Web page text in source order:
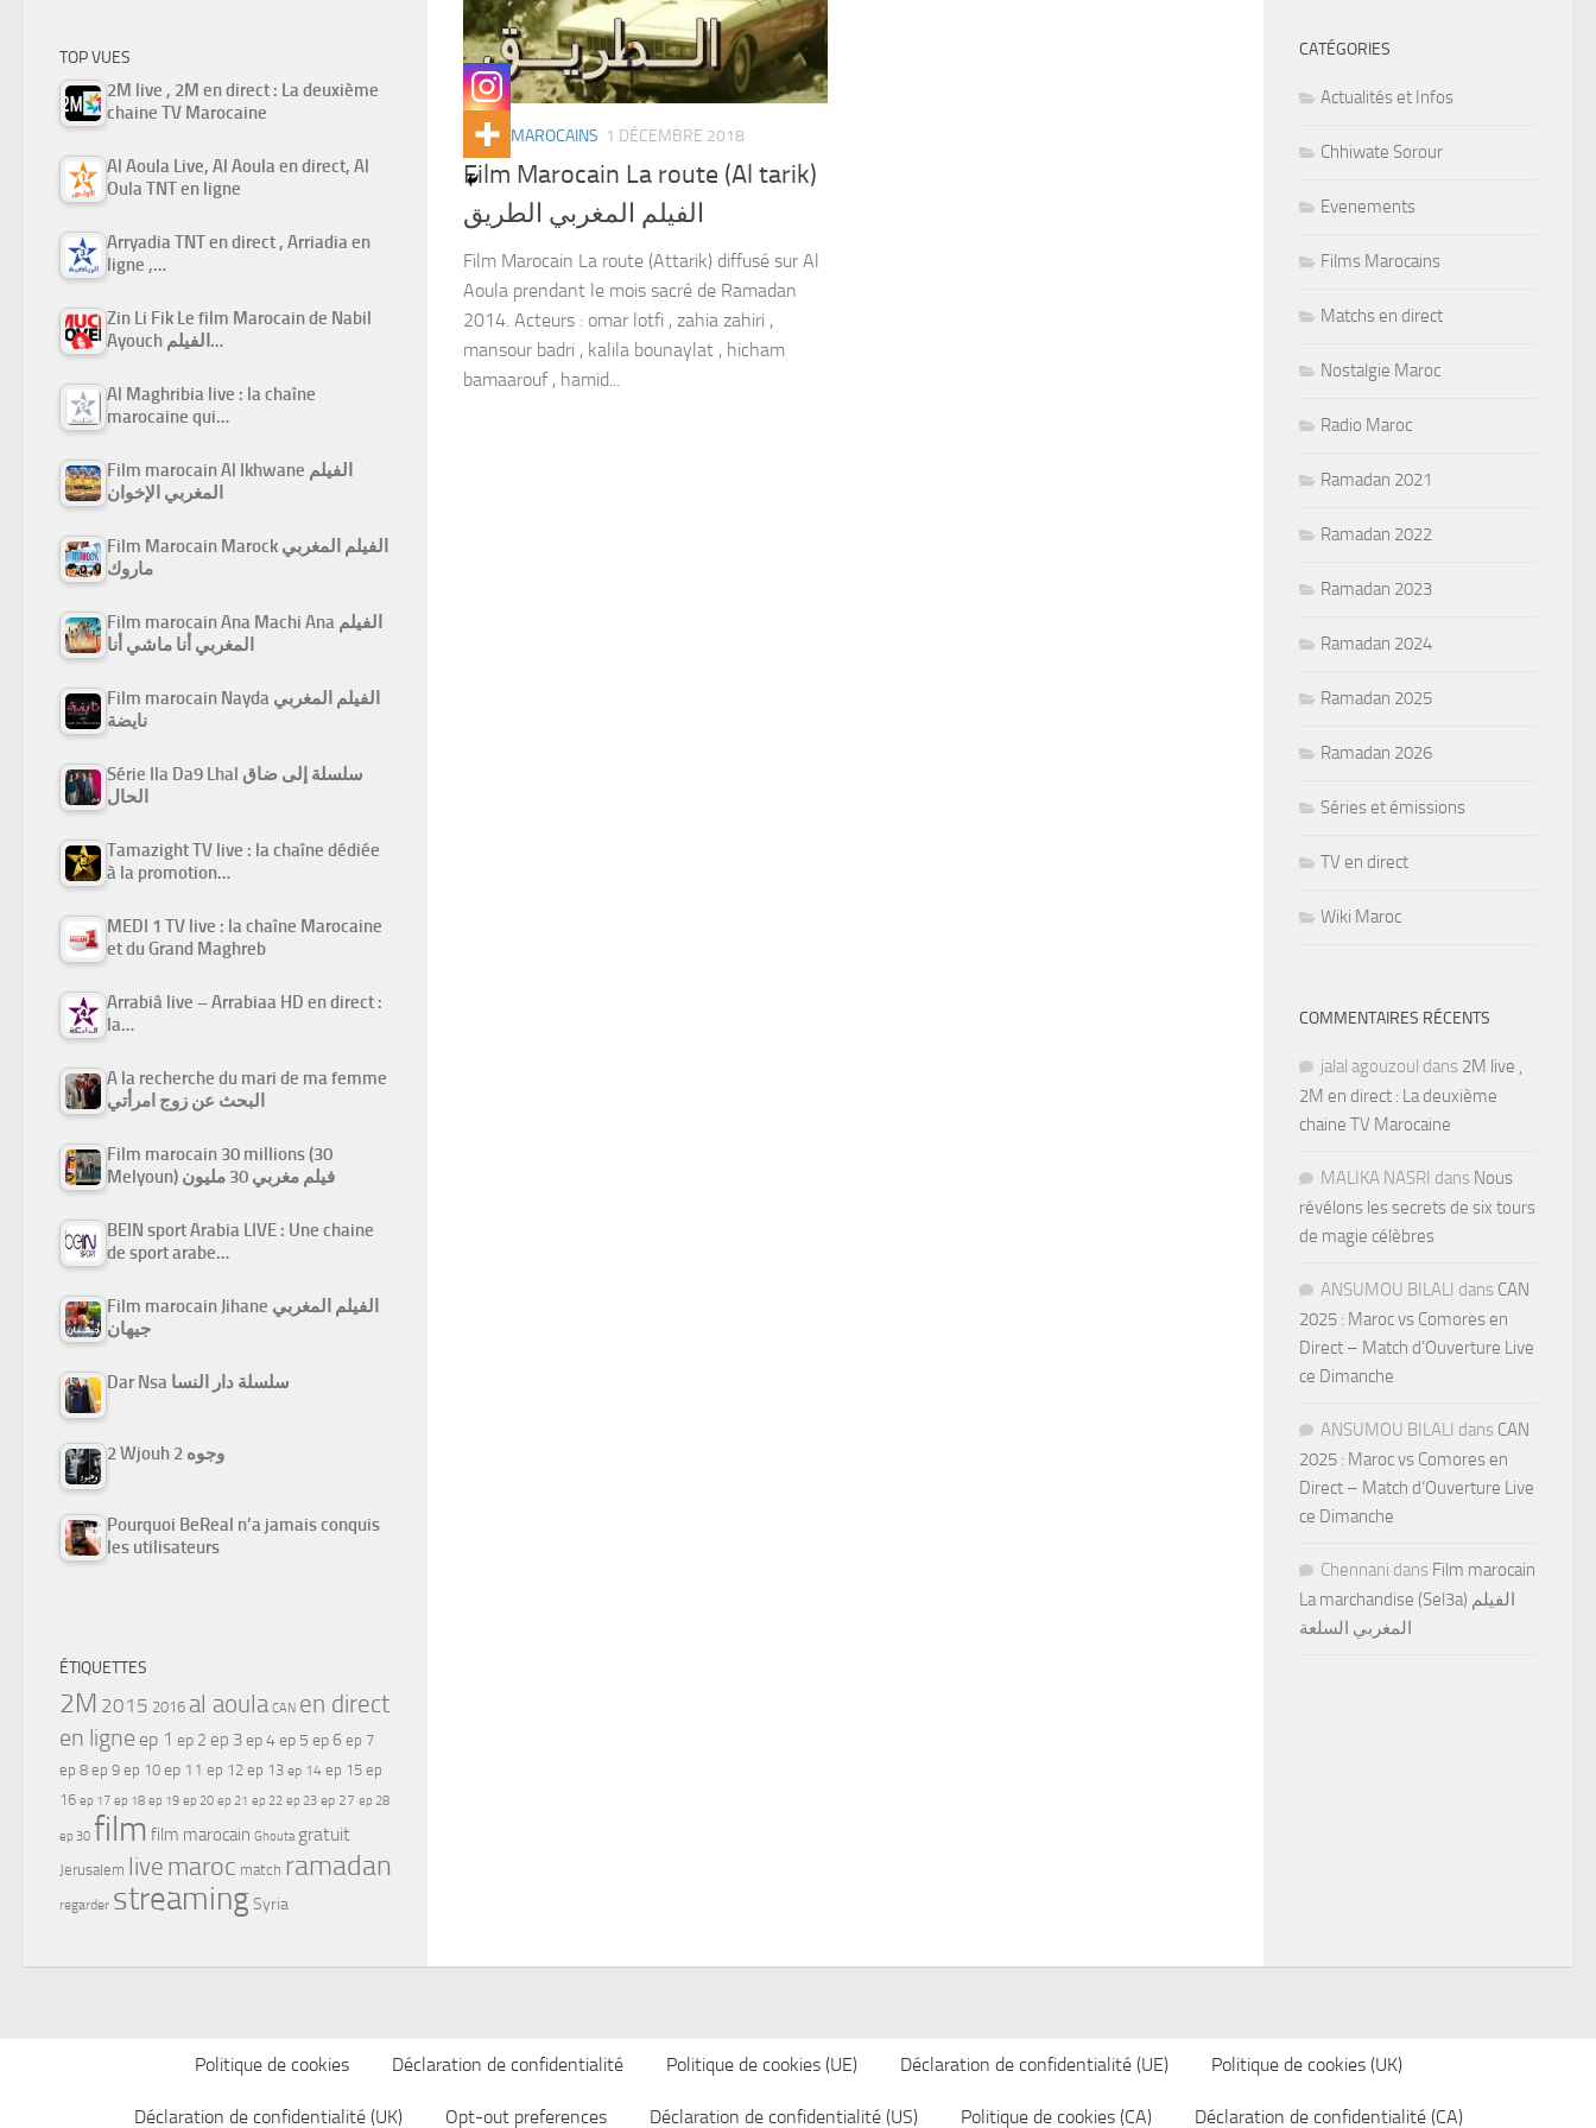
FILMS MAROCAINS 1 DÉCEMBRE 2018
Film Marocain La route (Al tarik)
الفيلم المغربي الطريق
Film Marocain La route (Attarik) diffusé sur Al
Aoula prendant le mois sacré de Ramadan
2014. Acteurs : omar lotfi , zahia zahiri ,
mansour badri , kalila bounaylat , hicham
bamaarouf , hamid...
TOP VUES
2M live , 2M en direct : La deuxième
chaine TV Marocaine
Al Aoula Live, Al Aoula en direct, Al
Oula TNT en ligne
Arryadia TNT en direct , Arriadia en
ligne ,…
Zin Li Fik Le film Marocain de Nabil
Ayouch الفيلم…
Al Maghribia live : la chaîne
marocaine qui…
Film marocain Al Ikhwane الفيلم
المغربي الإخوان
Film Marocain Marock الفيلم المغربي
ماروك
Film marocain Ana Machi Ana الفيلم
المغربي أنا ماشي أنا
Film marocain Nayda الفيلم المغربي
نايضة
Série Ila Da9 Lhal سلسلة إلى ضاق
الحال
Tamazight TV live : la chaîne dédiée
à la promotion…
MEDI 1 TV live : la chaîne Marocaine
et du Grand Maghreb
Arrabiâ live – Arrabiaa HD en direct :
la…
A la recherche du mari de ma femme
البحث عن زوج امرأتي
Film marocain 30 millions (30
Melyoun) فيلم مغربي 30 مليون
BEIN sport Arabia LIVE : Une chaine
de sport arabe…
Film marocain Jihane الفيلم المغربي
جيهان
Dar Nsa سلسلة دار النسا
2 Wjouh 2 وجوه
Pourquoi BeReal n’a jamais conquis
les utilisateurs
ÉTIQUETTES
2M 2015 2016 al aoula CAN en direct
en ligne ep 1 ep 2 ep 3ep 4ep 5 ep 6 ep 7
ep 8 ep 9 ep 10 ep 11 ep 12 ep 13 ep 14 ep 15 ep
16 ep 17 ep 18 ep 19 ep 20 ep 21 ep 22 ep 23 ep 27 ep 28
ep 30 film film marocain Ghouta gratuit
Jerusalem live maroc match ramadan
regarder streamingSyria
CATÉGORIES
Actualités et Infos
Chhiwate Sorour
Evenements
Films Marocains
Matchs en direct
Nostalgie Maroc
Radio Maroc
Ramadan 2021
Ramadan 2022
Ramadan 2023
Ramadan 2024
Ramadan 2025
Ramadan 2026
Séries et émissions
TV en direct
Wiki Maroc
COMMENTAIRES RÉCENTS
jalal agouzoul dans 2M live ,
2M en direct : La deuxième
chaine TV Marocaine
MALIKA NASRI dans Nous
révélons les secrets de six tours
de magie célèbres
ANSUMOU BILALI dans CAN
2025 : Maroc vs Comores en
Direct – Match d’Ouverture Live
ce Dimanche
ANSUMOU BILALI dans CAN
2025 : Maroc vs Comores en
Direct – Match d’Ouverture Live
ce Dimanche
Chennani dans Film marocain
La marchandise (Sel3a) الفيلم
المغربي السلعة
Politique de cookies Déclaration de confidentialité Politique de cookies (UE) Déclaration de confidentialité (UE) Politique de cookies (UK)
Déclaration de confidentialité (UK) Opt-out preferences Déclaration de confidentialité (US) Politique de cookies (CA) Déclaration de confidentialité (CA)